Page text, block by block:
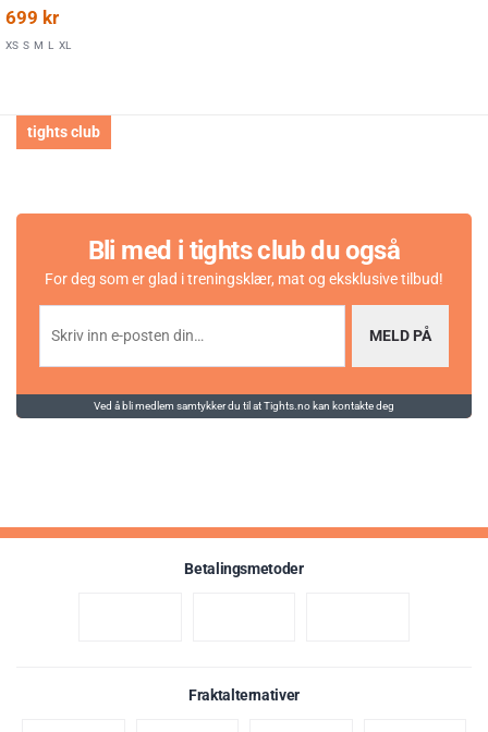
699 kr
XS S M L XL
tights club
Bli med i tights club du også
For deg som er glad i treningsklær, mat og eksklusive tilbud!
MELD PÅ
Ved å bli medlem samtykker du til at Tights.no kan kontakte deg
Betalingsmetoder
Fraktalternativer